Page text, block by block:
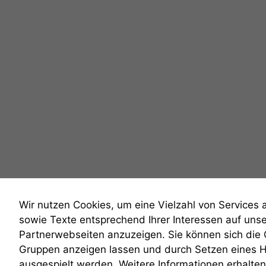
anmelden
Wir nutzen Cookies, um eine Vielzahl von
sowie Texte entsprechend Ihrer Interessen auf
Partnerwebseiten anzuzeigen. Sie können sich
Gruppen anzeigen lassen und durch Setzen eines